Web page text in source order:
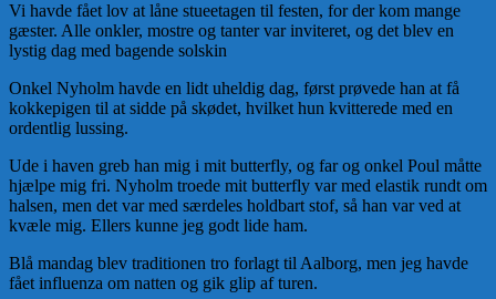
Vi havde fået lov at låne stueetagen til festen, for der kom mange
gæster. Alle onkler, mostre og tanter var inviteret, og det blev en
lystig dag med bagende solskin
Onkel Nyholm havde en lidt uheldig dag, først prøvede han at få
kokkepigen til at sidde på skødet, hvilket hun kvitterede med en
ordentlig lussing.
Ude i haven greb han mig i mit butterfly, og far og onkel Poul måtte
hjælpe mig fri. Nyholm troede mit butterfly var med elastik rundt om
halsen, men det var med særdeles holdbart stof, så han var ved at
kvæle mig. Ellers kunne jeg godt lide ham.
Blå mandag blev traditionen tro forlagt til Aalborg, men jeg havde
fået influenza om natten og gik glip af turen.